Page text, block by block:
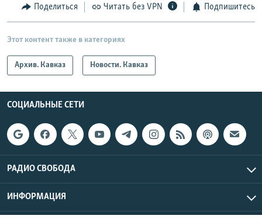
Поделиться Читать без VPN Подпишитесь
Этот контент также в категориях
Архив. Кавказ Новости. Кавказ
СОЦИАЛЬНЫЕ СЕТИ
РАДИО СВОБОДА
ИНФОРМАЦИЯ